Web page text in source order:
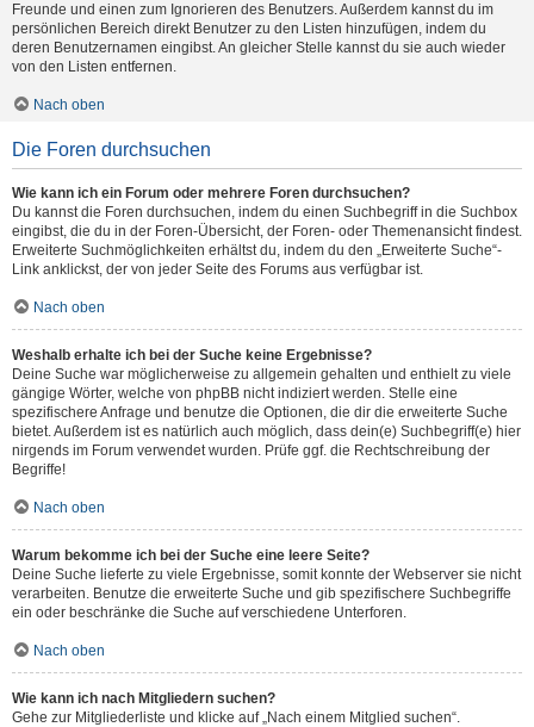
Freunde und einen zum Ignorieren des Benutzers. Außerdem kannst du im
persönlichen Bereich direkt Benutzer zu den Listen hinzufügen, indem du
deren Benutzernamen eingibst. An gleicher Stelle kannst du sie auch wieder
von den Listen entfernen.
Nach oben
Die Foren durchsuchen
Wie kann ich ein Forum oder mehrere Foren durchsuchen?
Du kannst die Foren durchsuchen, indem du einen Suchbegriff in die Suchbox
eingibst, die du in der Foren-Übersicht, der Foren- oder Themenansicht findest.
Erweiterte Suchmöglichkeiten erhältst du, indem du den „Erweiterte Suche“-
Link anklickst, der von jeder Seite des Forums aus verfügbar ist.
Nach oben
Weshalb erhalte ich bei der Suche keine Ergebnisse?
Deine Suche war möglicherweise zu allgemein gehalten und enthielt zu viele
gängige Wörter, welche von phpBB nicht indiziert werden. Stelle eine
spezifischere Anfrage und benutze die Optionen, die dir die erweiterte Suche
bietet. Außerdem ist es natürlich auch möglich, dass dein(e) Suchbegriff(e) hier
nirgends im Forum verwendet wurden. Prüfe ggf. die Rechtschreibung der
Begriffe!
Nach oben
Warum bekomme ich bei der Suche eine leere Seite?
Deine Suche lieferte zu viele Ergebnisse, somit konnte der Webserver sie nicht
verarbeiten. Benutze die erweiterte Suche und gib spezifischere Suchbegriffe
ein oder beschränke die Suche auf verschiedene Unterforen.
Nach oben
Wie kann ich nach Mitgliedern suchen?
Gehe zur Mitgliederliste und klicke auf „Nach einem Mitglied suchen“.